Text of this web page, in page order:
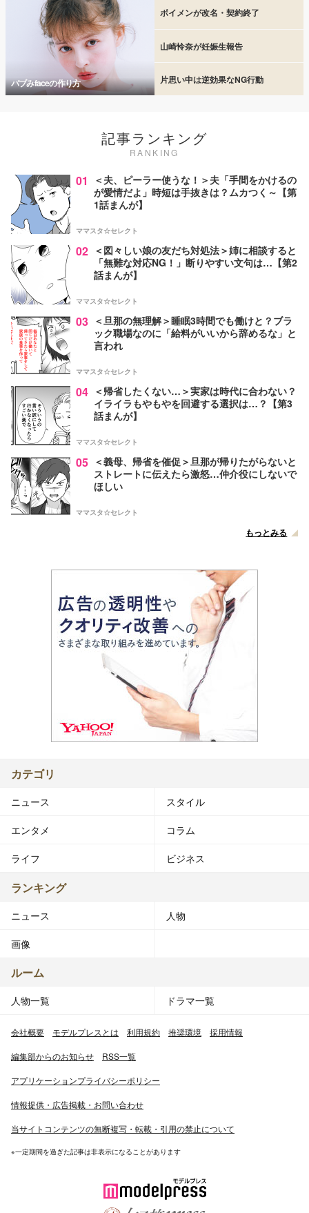
バブみfaceの作り方
ボイメンが改名・契約終了
山崎怜奈が妊娠生報告
片思い中は逆効果なNG行動
記事ランキング
RANKING
01
＜夫、ピーラー使うな！＞夫「手間をかけるの
が愛情だよ」時短は手抜きは？ムカつく～【第
1話まんが】
ママスタ☆セレクト
02 ＜図々しい娘の友だち対処法＞姉に相談すると
「無難な対応NG！」断りやすい文句は…【第2
話まんが】
ママスタ☆セレクト
03 ＜旦那の無理解＞睡眠3時間でも働けと？ブラ
ック職場なのに「給料がいいから辞めるな」と
言われ
ママスタ☆セレクト
04 ＜帰省したくない…＞実家は時代に合わない？
イライラもやもやを回避する選択は…？【第3
話まんが】
ママスタ☆セレクト
05 ＜義母、帰省を催促＞旦那が帰りたがらないと
ストレートに伝えたら激怒…仲介役にしないで
ほしい
ママスタ☆セレクト
もっとみる
カテゴリ
ニュース スタイル
エンタメ コラム
ライフ ビジネス
ランキング
ニュース 人物
画像
ルーム
人物一覧 ドラマ一覧
会社概要 モデルプレスとは 利用規約 推奨環境 採用情報
編集部からのお知らせ RSS一覧
アプリケーションプライバシーポリシー
情報提供・広告掲載・お問い合わせ
当サイトコンテンツの無断複写・転載・引用の禁止について
※一定期間を過ぎた記事は非表示になることがあります